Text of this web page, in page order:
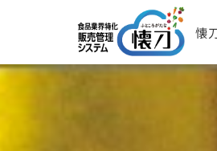
懐